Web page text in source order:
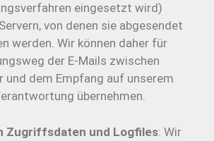
eingesetzt wird)
von denen sie abgesendet
werden. Wir können daher für
der E-Mails zwischen
und dem Empfang auf unserem
übernehmen.
Zugriffsdaten und Logfiles: Wir